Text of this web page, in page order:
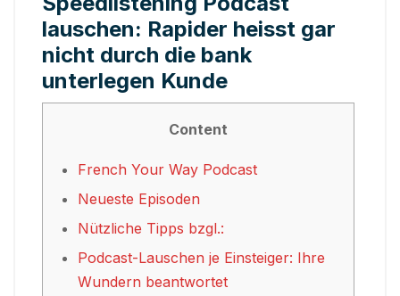
lauschen: Rapider heisst gar
nicht durch die bank
unterlegen Kunde
Content
French Your Way Podcast
Neueste Episoden
Nützliche Tipps bzgl.:
Podcast-Lauschen je Einsteiger: Ihre
Wundern beantwortet